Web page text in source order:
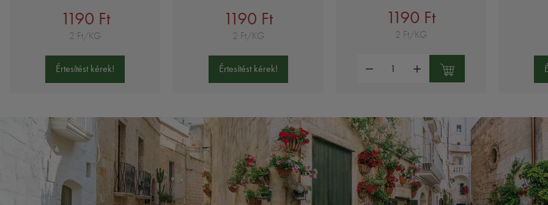
1190 Ft
2 Ft/KG
Értesítést kérek!
1190 Ft
2 Ft/KG
Értesítést kérek!
1190 Ft
2 Ft/KG